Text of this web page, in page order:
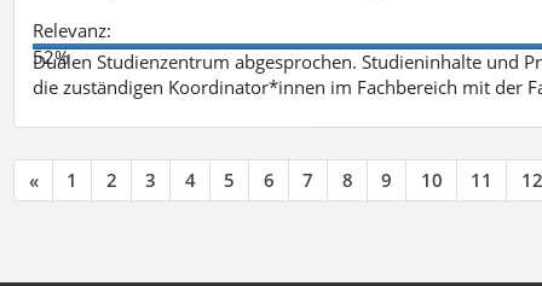
Relevanz:
52%
Dualen Studienzentrum abgesprochen. Studieninhalte und
die zuständigen Koordinator*innen im Fachbereich mit der
« 1 2 3 4 5 6 7 8 9 10 11 12